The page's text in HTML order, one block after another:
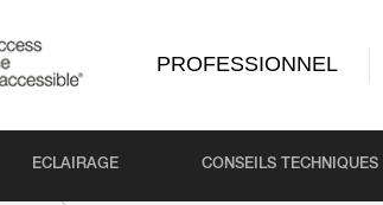
PROFESSIONNEL
ECLAIRAGE CONSEILS TECHNIQUES